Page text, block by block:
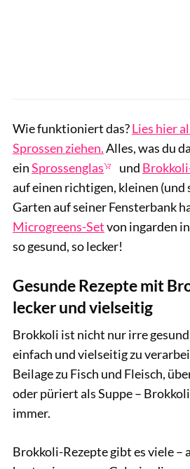
Wie funktioniert das?Lies hier
Sprossen ziehen.Alles, was du
einSprossenglas und
auf einen richtigen, kleinen (und
Garten auf seiner Fensterbank
Microgreens-Setvon ingarden
so gesund, so lecker!
Gesunde Rezepte mit
lecker und vielseitig
Brokkoli ist nicht nur irre
einfach und vielseitig zu
Beilage zu Fisch und Fleisch,
oder püriert als Suppe –
immer.
Brokkoli-Rezepte gibt es viele –